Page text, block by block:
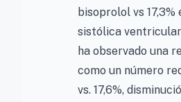
bisoprolol vs
sistólica
ha observado una
como un número
vs. 17,6%,